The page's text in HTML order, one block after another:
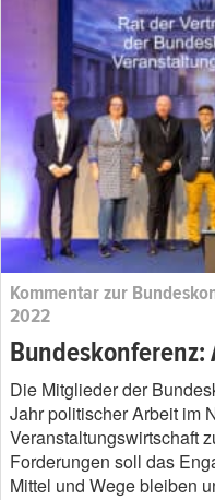
Kommentar zur
2022
Die Mitglieder der
Jahr politischer Arbeit im
Veranstaltungswirtschaft
Forderungen soll das
Mittel und Wege bleiben